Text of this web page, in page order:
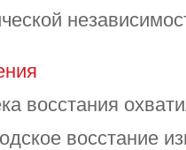
восстания
восстание